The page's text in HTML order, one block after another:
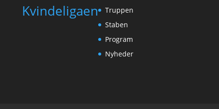
Kvindeligaen
Truppen
Staben
Program
Nyheder